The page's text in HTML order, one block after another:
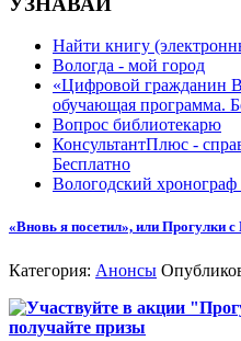
Найти книгу
Вологда - мой город
«Цифровой гражданин
обучающая программа.
Вопрос библиотекарю
КонсультантПлюс -
Бесплатно
Вологодский хронограф
«Вновь я посетил», или Прогулки
Категория: Анонсы